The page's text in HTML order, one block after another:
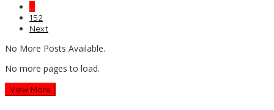
…
152
Next
No More Posts Available.
No more pages to load.
View More